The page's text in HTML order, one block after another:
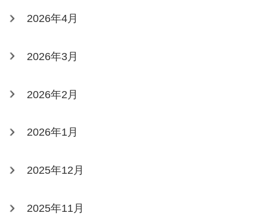
2026年4月
2026年3月
2026年2月
2026年1月
2025年12月
2025年11月